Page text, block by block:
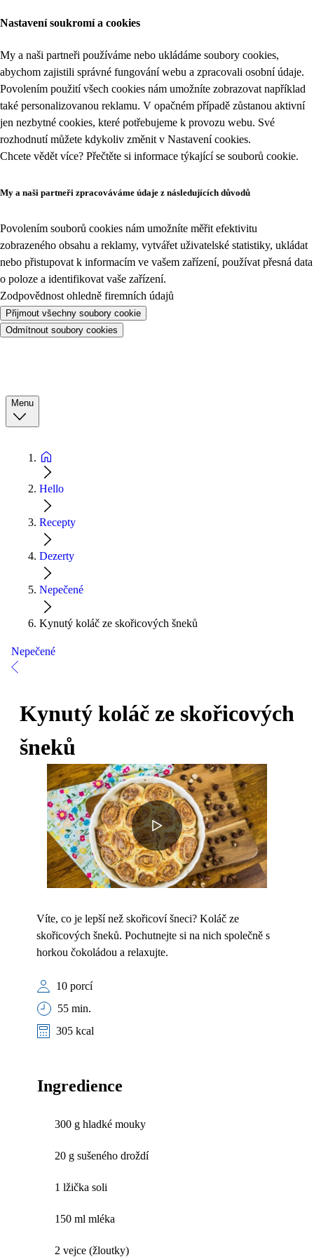
Nastavení soukromí a cookies
My a naši partneři používáme nebo ukládáme soubory cookies,
abychom zajistili správné fungování webu a zpracovali osobní údaje.
Povolením použití všech cookies nám umožníte zobrazovat například
také personalizovanou reklamu. V opačném případě zůstanou aktivní
jen nezbytné cookies, které potřebujeme k provozu webu. Své
rozhodnutí můžete kdykoliv změnit v Nastavení cookies.
Chcete vědět více? Přečtěte si informace týkající se souborů cookie.
My a naši partneři zpracováváme údaje z následujících důvodů
Povolením souborů cookies nám umožníte měřit efektivitu
zobrazeného obsahu a reklamy, vytvářet uživatelské statistiky, ukládat
nebo přistupovat k informacím ve vašem zařízení, používat přesná data
o poloze a identifikovat vaše zařízení.
Zodpovědnost ohledně firemních údajů
Přijmout všechny soubory cookie
Odmítnout soubory cookies
Menu
Hello
Recepty
Dezerty
Nepečené
Kynutý koláč ze skořicových šneků
Nepečené
Kynutý koláč ze skořicových
šneků
Víte, co je lepší než skořicoví šneci? Koláč ze
skořicových šneků. Pochutnejte si na nich společně s
horkou čokoládou a relaxujte.
10 porcí
55 min.
305 kcal
Ingredience
300 g hladké mouky
20 g sušeného droždí
1 lžička soli
150 ml mléka
2 vejce (žloutky)